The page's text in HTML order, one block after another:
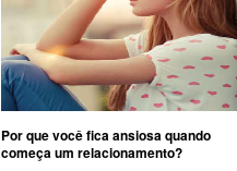
Por que você fica ansiosa quando
começa um relacionamento?